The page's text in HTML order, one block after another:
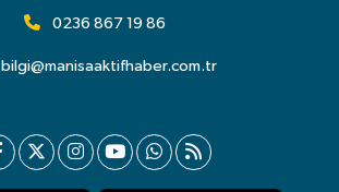
0236 867 19 86
bilgi@manisaaktifhaber.com.tr